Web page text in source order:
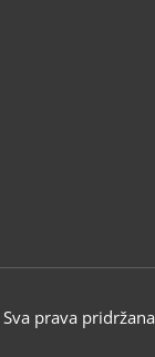
prava pridržana